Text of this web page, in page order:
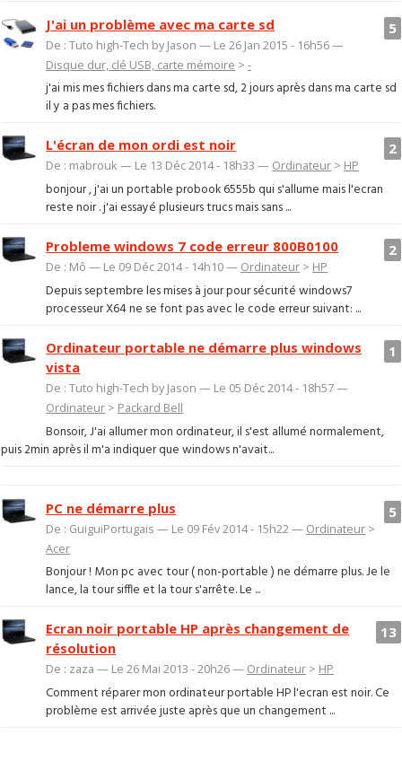
5
J'ai un problème avec ma carte sd
De : Tuto high-Tech by Jason — Le 26 Jan 2015 - 16h56 —
Disque dur, clé USB, carte mémoire >-
j'ai mis mes fichiers dans ma carte sd, 2 jours après dans ma carte sd
il y a pas mes fichiers.
2
L'écran de mon ordi est noir
De : mabrouk — Le 13 Déc 2014 - 18h33 — Ordinateur > HP
bonjour , j'ai un portable probook 6555b qui s'allume mais l'ecran
reste noir . j'ai essayé plusieurs trucs mais sans ...
2
Probleme windows 7 code erreur 800B0100
De : Mô — Le 09 Déc 2014 - 14h10 — Ordinateur > HP
Depuis septembre les mises à jour pour sécurité windows7
processeur X64 ne se font pas avec le code erreur suivant: ...
1
Ordinateur portable ne démarre plus windows
vista
De : Tuto high-Tech by Jason — Le 05 Déc 2014 - 18h57 —
Ordinateur > Packard Bell
Bonsoir, J'ai allumer mon ordinateur, il s'est allumé normalement,
puis 2min après il m'a indiquer que windows n'avait...
5
PC ne démarre plus
De : GuiguiPortugais — Le 09 Fév 2014 - 15h22 — Ordinateur >
Acer
Bonjour ! Mon pc avec tour ( non-portable ) ne démarre plus. Je le
lance, la tour siffle et la tour s'arrête. Le ...
13
Ecran noir portable HP après changement de
résolution
De : zaza — Le 26 Mai 2013 - 20h26 — Ordinateur > HP
Comment réparer mon ordinateur portable HP l'ecran est noir. Ce
problème est arrivée juste après que un changement ...